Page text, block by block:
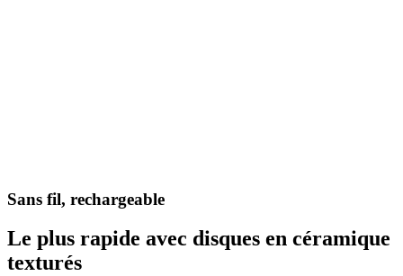
Sans fil, rechargeable
Le plus rapide avec disques en céramique
texturés